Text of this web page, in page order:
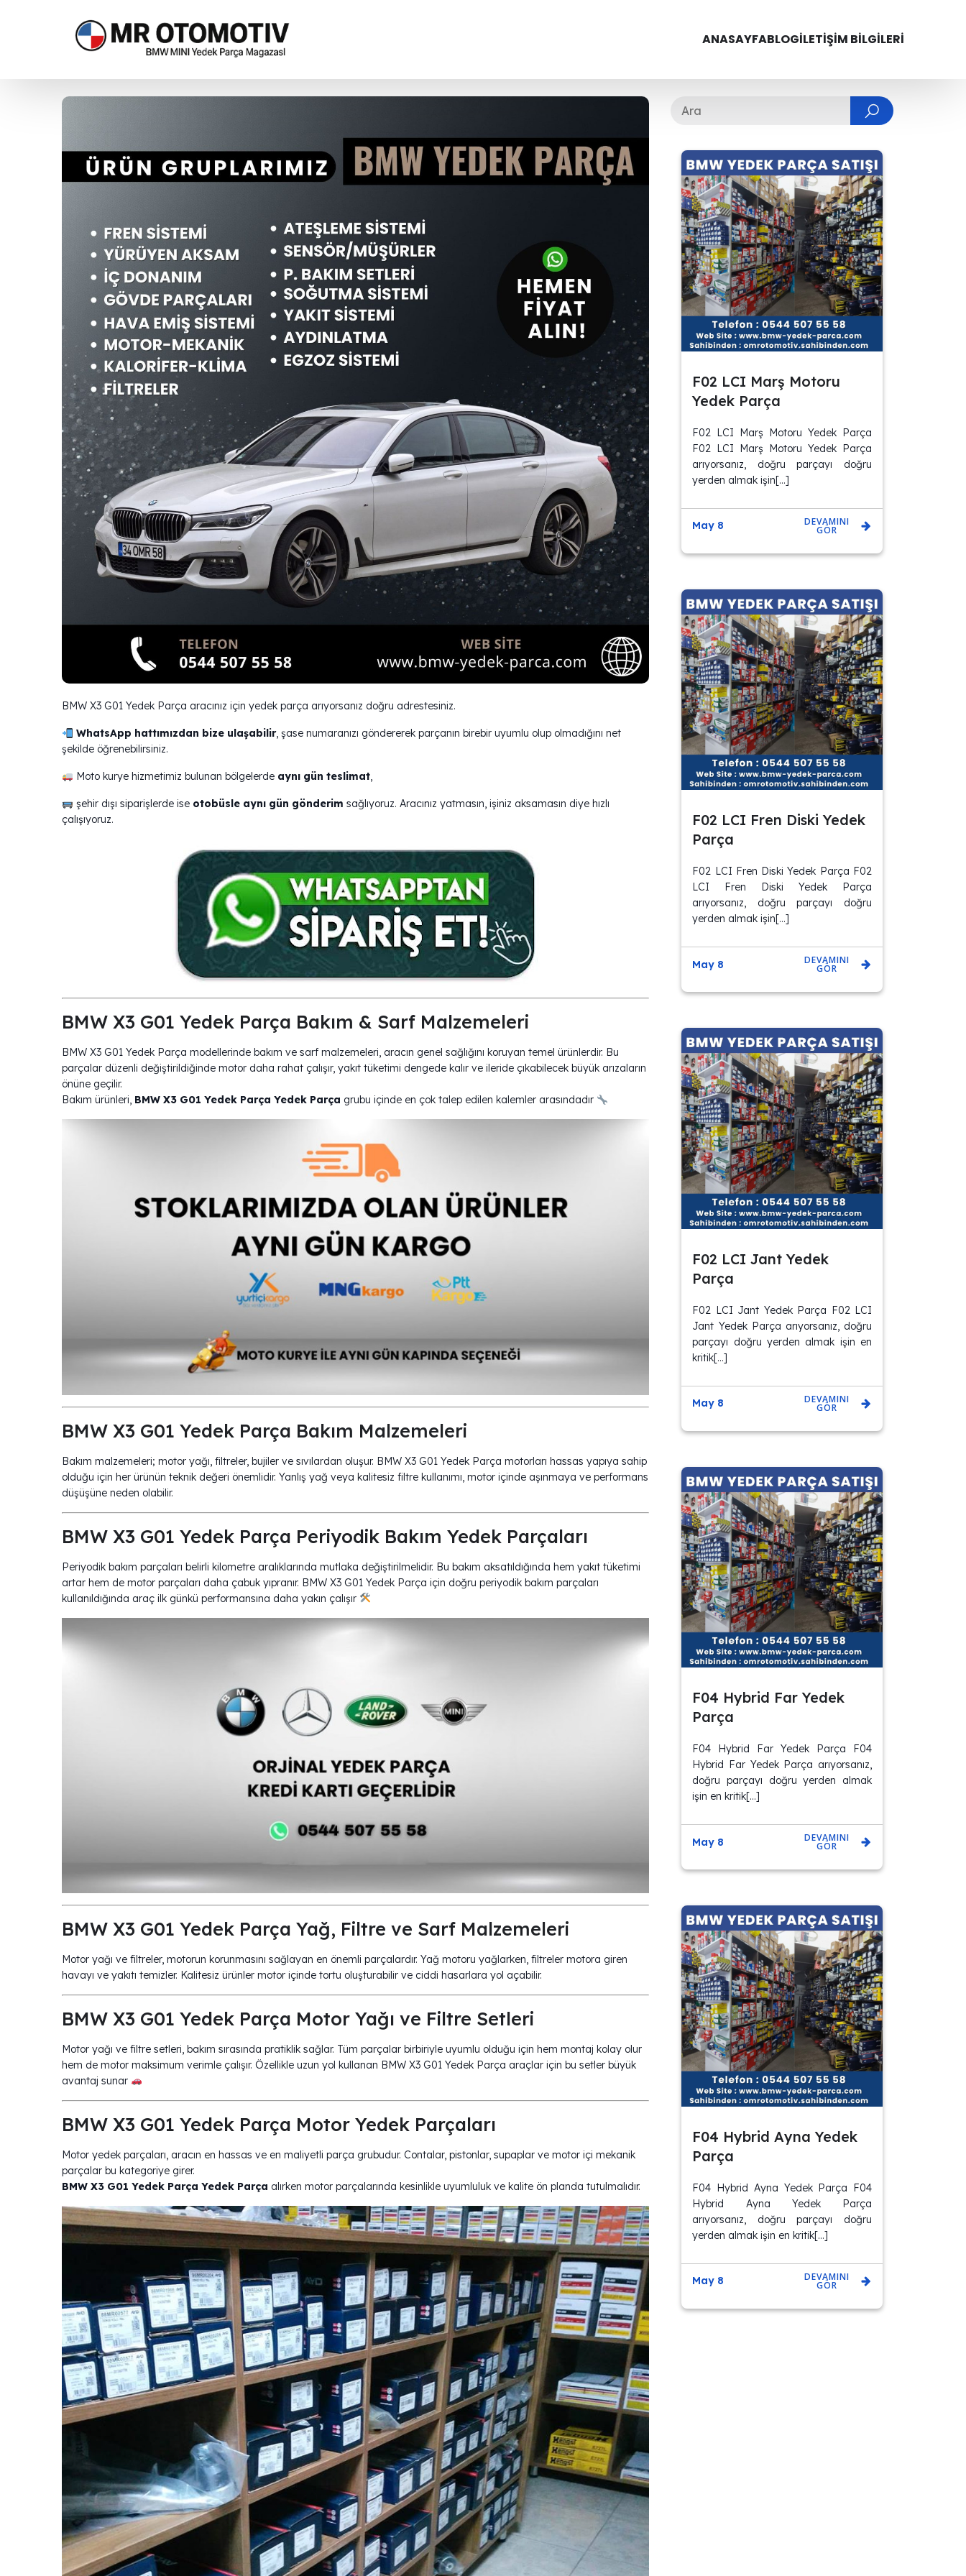
ANASAYFABLOGİLETIŞIM BILGILERI
BMW X3 G01 Yedek Parça aracınız için yedek parça arıyorsanız doğru adrestesiniz.
WhatsApp hattımızdan bize ulaşabilir, şase numaranızı göndererek parçanın birebir uyumlu olup olmadığını net
şekilde öğrenebilirsiniz.
Moto kurye hizmetimiz bulunan bölgelerde aynı gün teslimat,
şehir dışı siparişlerde ise otobüsle aynı gün gönderim sağlıyoruz. Aracınız yatmasın, işiniz aksamasın diye hızlı
çalışıyoruz.
BMW X3 G01 Yedek Parça Bakım & Sarf Malzemeleri
BMW X3 G01 Yedek Parça modellerinde bakım ve sarf malzemeleri, aracın genel sağlığını koruyan temel ürünlerdir. Bu
parçalar düzenli değiştirildiğinde motor daha rahat çalışır, yakıt tüketimi dengede kalır ve ileride çıkabilecek büyük arızaların
önüne geçilir.
Bakım ürünleri, BMW X3 G01 Yedek Parça Yedek Parça grubu içinde en çok talep edilen kalemler arasındadır
BMW X3 G01 Yedek Parça Bakım Malzemeleri
Bakım malzemeleri; motor yağı, filtreler, bujiler ve sıvılardan oluşur. BMW X3 G01 Yedek Parça motorları hassas yapıya sahip
olduğu için her ürünün teknik değeri önemlidir. Yanlış yağ veya kalitesiz filtre kullanımı, motor içinde aşınmaya ve performans
düşüşüne neden olabilir.
BMW X3 G01 Yedek Parça Periyodik Bakım Yedek Parçaları
Periyodik bakım parçaları belirli kilometre aralıklarında mutlaka değiştirilmelidir. Bu bakım aksatıldığında hem yakıt tüketimi
artar hem de motor parçaları daha çabuk yıpranır. BMW X3 G01 Yedek Parça için doğru periyodik bakım parçaları
kullanıldığında araç ilk günkü performansına daha yakın çalışır
BMW X3 G01 Yedek Parça Yağ, Filtre ve Sarf Malzemeleri
Motor yağı ve filtreler, motorun korunmasını sağlayan en önemli parçalardır. Yağ motoru yağlarken, filtreler motora giren
havayı ve yakıtı temizler. Kalitesiz ürünler motor içinde tortu oluşturabilir ve ciddi hasarlara yol açabilir.
BMW X3 G01 Yedek Parça Motor Yağı ve Filtre Setleri
Motor yağı ve filtre setleri, bakım sırasında pratiklik sağlar. Tüm parçalar birbiriyle uyumlu olduğu için hem montaj kolay olur
hem de motor maksimum verimle çalışır. Özellikle uzun yol kullanan BMW X3 G01 Yedek Parça araçlar için bu setler büyük
avantaj sunar
BMW X3 G01 Yedek Parça Motor Yedek Parçaları
Motor yedek parçaları, aracın en hassas ve en maliyetli parça grubudur. Contalar, pistonlar, supaplar ve motor içi mekanik
parçalar bu kategoriye girer.
BMW X3 G01 Yedek Parça Yedek Parça alırken motor parçalarında kesinlikle uyumluluk ve kalite ön planda tutulmalıdır.
F02 LCI Marş Motoru
Yedek Parça
F02 LCI Marş Motoru Yedek Parça
F02 LCI Marş Motoru Yedek Parça
arıyorsanız, doğru parçayı doğru
yerden almak işin[…]
May 8 DEVAMINI
GÖR
F02 LCI Fren Diski Yedek
Parça
F02 LCI Fren Diski Yedek Parça F02
LCI Fren Diski Yedek Parça
arıyorsanız, doğru parçayı doğru
yerden almak işin[…]
May 8 DEVAMINI
GÖR
F02 LCI Jant Yedek
Parça
F02 LCI Jant Yedek Parça F02 LCI
Jant Yedek Parça arıyorsanız, doğru
parçayı doğru yerden almak işin en
kritik[…]
May 8 DEVAMINI
GÖR
F04 Hybrid Far Yedek
Parça
F04 Hybrid Far Yedek Parça F04
Hybrid Far Yedek Parça arıyorsanız,
doğru parçayı doğru yerden almak
işin en kritik[…]
May 8 DEVAMINI
GÖR
F04 Hybrid Ayna Yedek
Parça
F04 Hybrid Ayna Yedek Parça F04
Hybrid Ayna Yedek Parça
arıyorsanız, doğru parçayı doğru
yerden almak işin en kritik[…]
May 8 DEVAMINI
GÖR